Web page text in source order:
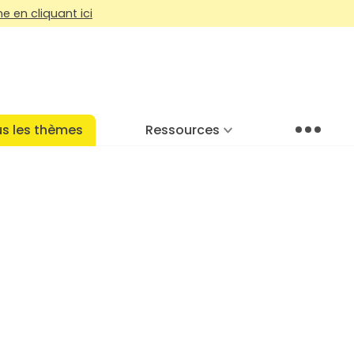
en cliquant ici
les thèmes Ressources Menu